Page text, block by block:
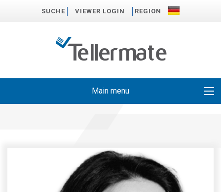
SUCHE VIEWER LOGIN REGION
Main menu